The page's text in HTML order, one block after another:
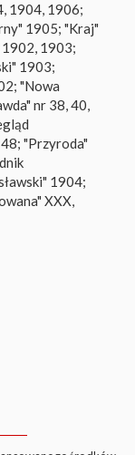
1904, 1906;
1905; "Kraj"
1902, 1903;
1903;
"Nowa
nr 38, 40,
"Przyroda"
1904;
XXX,